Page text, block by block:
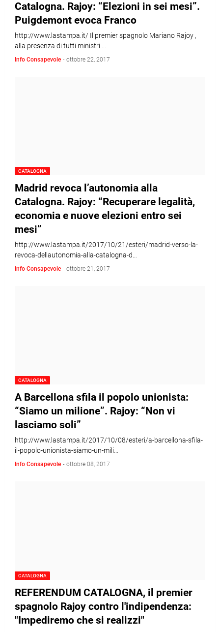
Catalogna. Rajoy: “Elezioni in sei mesi”.
Puigdemont evoca Franco
http://www.lastampa.it/ Il premier spagnolo Mariano Rajoy ,
alla presenza di tutti ministri …
Info Consapevole - ottobre 22, 2017
CATALOGNA
Madrid revoca l’autonomia alla
Catalogna. Rajoy: “Recuperare legalità,
economia e nuove elezioni entro sei
mesi”
http://www.lastampa.it/2017/10/21/esteri/madrid-verso-la-
revoca-dellautonomia-alla-catalogna-d…
Info Consapevole - ottobre 21, 2017
CATALOGNA
A Barcellona sfila il popolo unionista:
“Siamo un milione”. Rajoy: “Non vi
lasciamo soli”
http://www.lastampa.it/2017/10/08/esteri/a-barcellona-sfila-
il-popolo-unionista-siamo-un-mili…
Info Consapevole - ottobre 08, 2017
CATALOGNA
REFERENDUM CATALOGNA, il premier
spagnolo Rajoy contro l'indipendenza:
"Impediremo che si realizzi"